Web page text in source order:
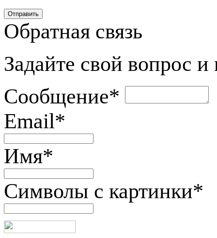
Обратная связь
Задайте свой вопрос
Сообщение*
Email*
Имя*
Символы с картинки*